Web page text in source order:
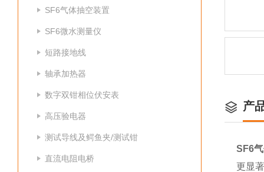
SF6气体抽空装置
SF6微水测量仪
短路接地线
轴承加热器
数字双钳相位伏安表
高压验电器
测试导线及鳄鱼夹/测试钳
直流电阻电桥
产
SF6
更显